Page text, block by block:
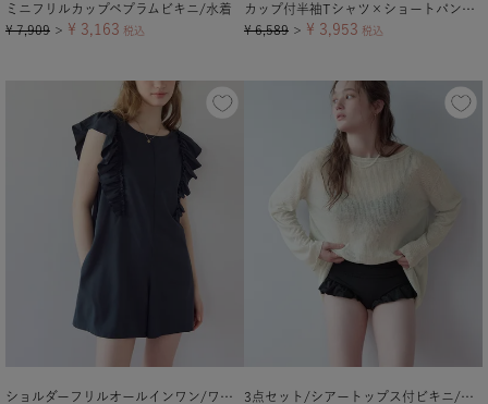
ミニフリルカップペプラムビキニ/水着
¥ 7,909 ＞ ¥ 3,163 税込
カップ付半袖Tシャツ×ショートパンツ/セット水着
¥ 6,589 ＞ ¥ 3,953 税込
ショルダーフリルオールインワン/ワンピース水着【メール便可／100】
3点セット/シアートップス付ビキニ/水着